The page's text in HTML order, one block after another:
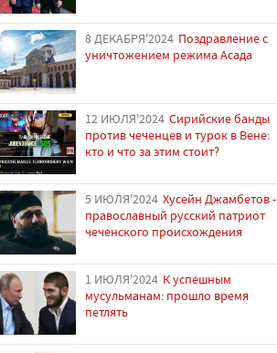
8 ДЕКАБРЯ'2024 Поздравление с
уничтожением режима Асада
12 ИЮЛЯ'2024 Сирийские банды
против чеченцев и турок в Вене:
кто и что за этим стоит?
5 ИЮЛЯ'2024 Хусейн Джамбетов -
православный русский патриот
чеченского происхождения
1 ИЮЛЯ'2024 К успешным
мусульманам: прошло время
петлять